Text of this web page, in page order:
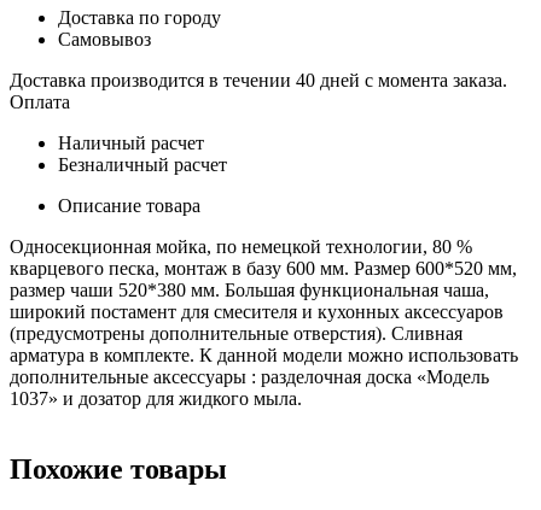
Доставка по городу
Самовывоз
Доставка производится в течении 40 дней с момента заказа.
Оплата
Наличный расчет
Безналичный расчет
Описание товара
Односекционная мойка, по немецкой технологии, 80 %
кварцевого песка, монтаж в базу 600 мм. Размер 600*520 мм,
размер чаши 520*380 мм. Большая функциональная чаша,
широкий постамент для смесителя и кухонных аксессуаров
(предусмотрены дополнительные отверстия). Сливная
арматура в комплекте. К данной модели можно использовать
дополнительные аксессуары : разделочная доска «Модель
1037» и дозатор для жидкого мыла.
Похожие товары